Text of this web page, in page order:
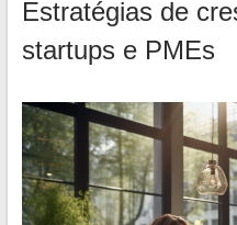
Estratégias de
startups e PMEs